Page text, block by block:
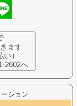
ション
ます
）
2602へ